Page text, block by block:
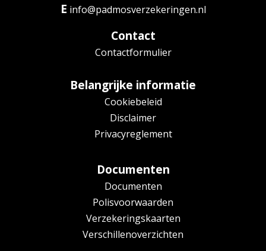
E info@padmosverzekeringen.nl
Contact
Contactformulier
Belangrijke informatie
Cookiebeleid
Disclaimer
Privacyreglement
Documenten
Documenten
Polisvoorwaarden
Verzekeringskaarten
Verschillenoverzichten